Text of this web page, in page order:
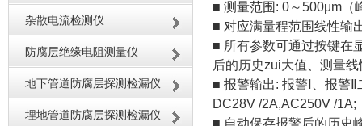
杂散电流检测仪
防腐层绝缘电阻测量仪
地下管道防腐层探测检漏仪
埋地管道防腐层探测检漏仪
■ 测量范围: 0～500μm（
■ 对应满量程范围线性输
■ 所有参数可通过按键在
后的历史zui大值、测量线
■ 报警输出: 报警Ⅰ、报警
DC28V /2A,AC250V /1A;
■ 自动保存报警后的历史